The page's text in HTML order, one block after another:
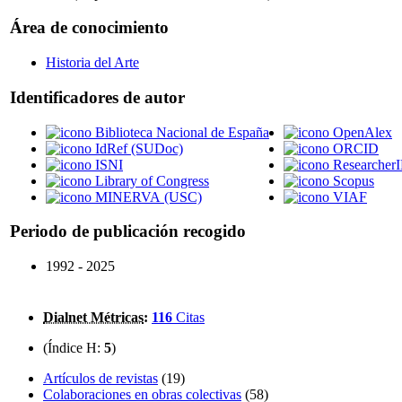
Área de conocimiento
Historia del Arte
Identificadores de autor
Biblioteca Nacional de España
IdRef (SUDoc)
ISNI
Library of Congress
MINERVA (USC)
OpenAlex
ORCID
Scopus
VIAF
Periodo de publicación recogido
1992 - 2025
Dialnet Métricas: 116 Citas
(Índice H: 5)
Artículos de revistas (19)
Colaboraciones en obras colectivas (58)